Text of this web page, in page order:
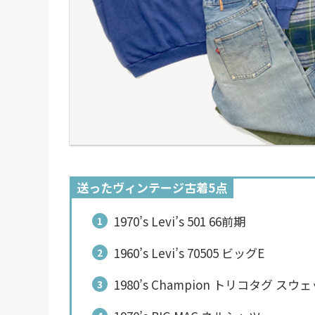
送ったヴィンテージ古着5点
1970’s Levi’s 501 66前期
1960’s Levi’s 70505 ビッグE
1980’s Champion トリコタグ スウェ